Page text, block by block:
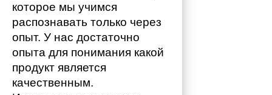
которое мы учимся
распознавать только через
опыт. У нас достаточно
опыта для понимания какой
продукт является
качественным.